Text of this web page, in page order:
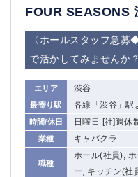
FOUR SEASONS
〈ホールスタッフ急
で活かしてみませんか
エリア 渋谷
最寄り駅 各線「渋谷」駅
時間/休日 日曜日 [社]週休
業種 キャバクラ
職種
ホール(社員),
ー, キッチン(社